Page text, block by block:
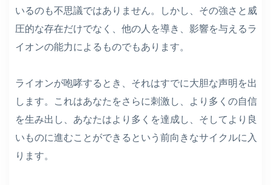
いるのも不思議ではありません。しかし、その強さと威
圧的な存在だけでなく、他の人を導き、影響を与えるラ
イオンの能力によるものでもあります。
ライオンが咆哮するとき、それはすでに大胆な声明を出
します。これはあなたをさらに刺激し、より多くの自信
を生み出し、あなたはより多くを達成し、そしてより良
いものに進むことができるという前向きなサイクルに入
ります。